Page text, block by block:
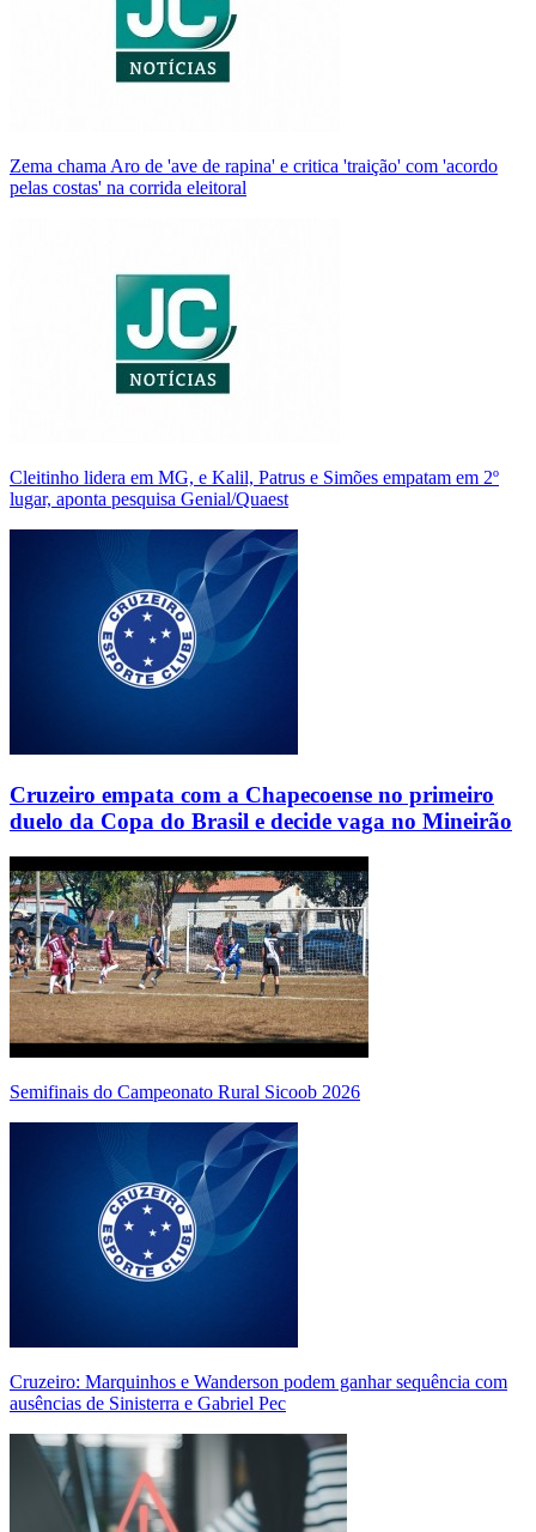
Zema chama Aro de 'ave de rapina' e critica 'traição' com 'acordo
pelas costas' na corrida eleitoral
Cleitinho lidera em MG, e Kalil, Patrus e Simões empatam em 2º
lugar, aponta pesquisa Genial/Quaest
Cruzeiro empata com a Chapecoense no primeiro
duelo da Copa do Brasil e decide vaga no Mineirão
Semifinais do Campeonato Rural Sicoob 2026
Cruzeiro: Marquinhos e Wanderson podem ganhar sequência com
ausências de Sinisterra e Gabriel Pec